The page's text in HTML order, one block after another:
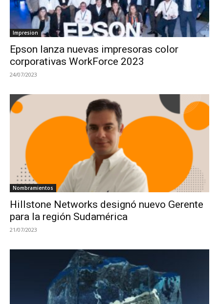
Impresion
Epson lanza nuevas impresoras color
corporativas WorkForce 2023
24/07/2023
Nombramientos
Hillstone Networks designó nuevo Gerente
para la región Sudamérica
21/07/2023